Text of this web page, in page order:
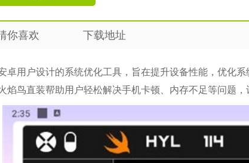
你喜欢 下载地址
卓用户设计的系统优化工具，旨在提升设备性能，优化
焰鸟直装帮助用户轻松解决手机卡顿、内存不足等问题，